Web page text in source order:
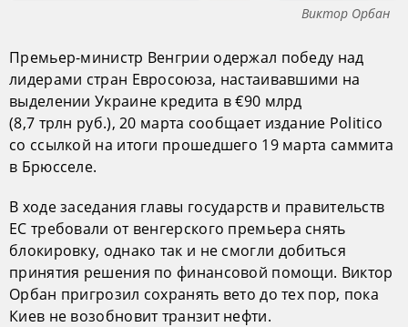
Виктор Орбан
Премьер-министр Венгрии одержал победу над
лидерами стран Евросоюза, настаивавшими на
выделении Украине кредита в €90 млрд
(8,7 трлн руб.), 20 марта сообщает издание Politico
со ссылкой на итоги прошедшего 19 марта саммита
в Брюсселе.
В ходе заседания главы государств и правительств
ЕС требовали от венгерского премьера снять
блокировку, однако так и не смогли добиться
принятия решения по финансовой помощи. Виктор
Орбан пригрозил сохранять вето до тех пор, пока
Киев не возобновит транзит нефти.